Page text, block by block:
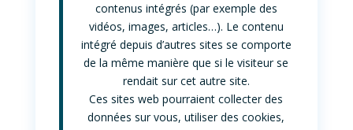
contenus intégrés (par exemple des
vidéos, images, articles…). Le contenu
intégré depuis d’autres sites se comporte
de la même manière que si le visiteur se
rendait sur cet autre site.
Ces sites web pourraient collecter des
données sur vous, utiliser des cookies,